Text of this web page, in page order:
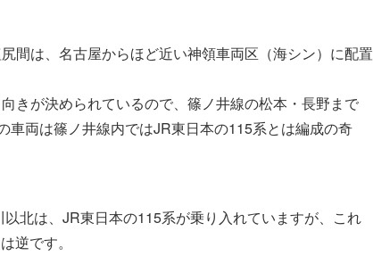
間は、名古屋からほど近い神領車両区（海シン）に配置
きが決められているので、篠ノ井線の松本・長野まで
両は篠ノ井線内ではJR東日本の115系とは編成の奇
北は、JR東日本の115系が乗り入れていますが、これ
逆です。